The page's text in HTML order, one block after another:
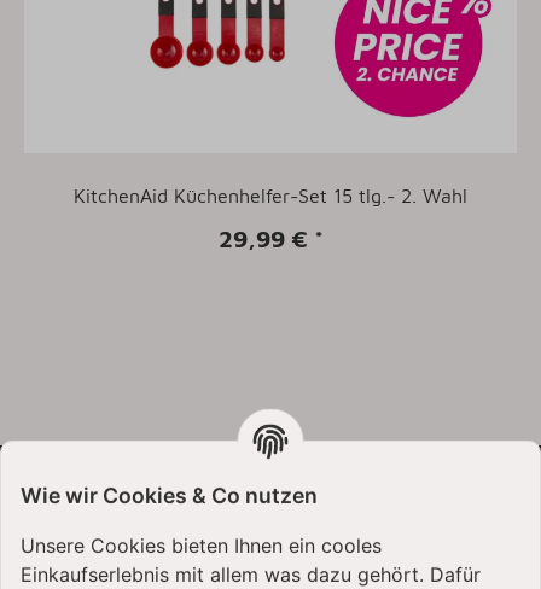
KitchenAid Küchenhelfer-Set 15 tlg.- 2. Wahl
29,99 € *
VERSANDARTEN
Wie wir Cookies & Co nutzen
Unsere Cookies bieten Ihnen ein cooles
Einkaufserlebnis mit allem was dazu gehört. Dafür